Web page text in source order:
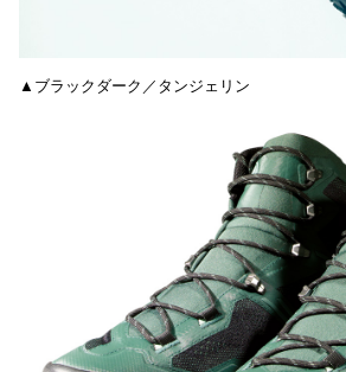
▲ブラックダーク／タンジェリン